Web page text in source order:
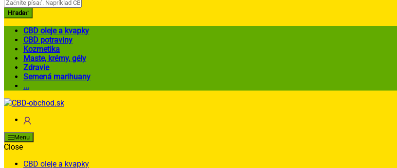
for:
Hľadať
CBD oleje a kvapky
CBD potraviny
Kozmetika
Maste, krémy, gély
Zdravie
Semená marihuany
...
Menu
Close
CBD oleje a kvapky